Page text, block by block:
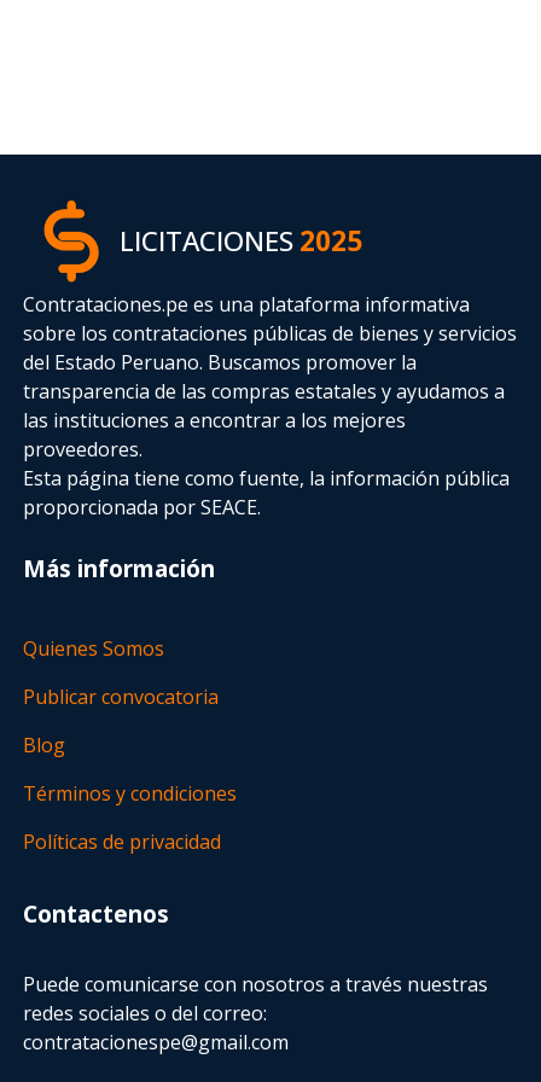
LICITACIONES2025
Contrataciones.pe es una plataforma informativa
sobre los contrataciones públicas de bienes y servicios
del Estado Peruano. Buscamos promover la
transparencia de las compras estatalesy ayudamos a
las instituciones a encontrar a los mejores
proveedores.
Esta página tiene como fuente, la información pública
proporcionada por SEACE.
Más información
Quienes Somos
Publicar convocatoria
Blog
Términos y condiciones
Políticas de privacidad
Contactenos
Puede comunicarse con nosotros a través nuestras
redes sociales o del correo:
contratacionespe@gmail.com